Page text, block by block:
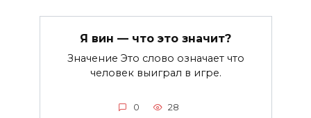
Я вин — что это значит?
Значение Это слово означает что
человек выиграл в игре.
0 28